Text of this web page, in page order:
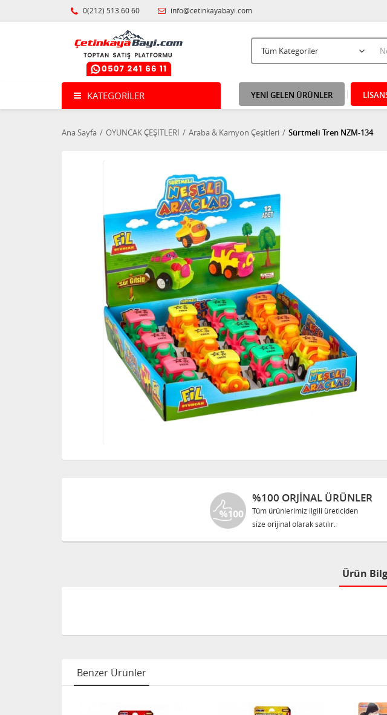
0(212) 513 60 60 info@cetinkayabayi.com
KATEGORILER YENİ GELEN ÜRÜNLER
Ana Sayfa OYUNCAK ÇEŞİTLERİ Araba & Kamyon Çeşitleri Sürtmeli Tren NZM-134
%100 ORJINAL ÜRÜNLER
Tüm ürünlerimiz ilgili üreticiden
size orijinal olarak satılır.
Ürün
Benzer Ürünler